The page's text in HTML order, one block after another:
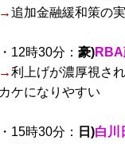
→追加金融緩和策の
・12時30分： 豪)
→利上げが濃厚視さ
カケになりやすい
・15時30分： 日)白川